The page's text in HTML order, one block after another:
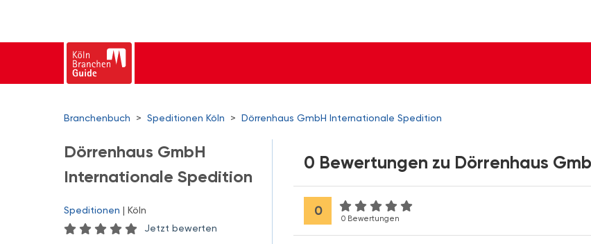
Branchenbuch > Speditionen Köln > Dörrenhaus GmbH Internationale Spedition
Dörrenhaus GmbH
Internationale Spedition
Speditionen | Köln
Jetzt bewerten
0 Bewertungen zu Dörrenhaus
0
0 Bewertungen